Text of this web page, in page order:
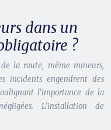
dans un
?
de la route, même mineurs,
incidents engendrent des
l’importance de la
L’installation de